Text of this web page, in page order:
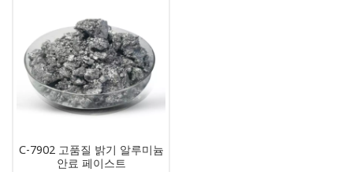
C-7902 고품질 밝기 알루미늄
안료 페이스트